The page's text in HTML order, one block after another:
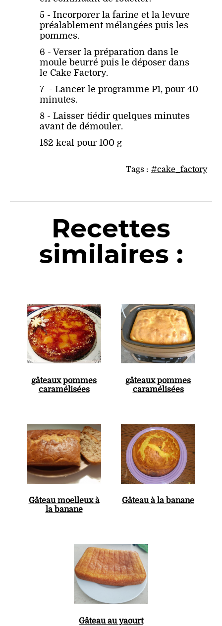
5 - Incorporer la farine et la levure
préalablement mélangées puis les
pommes.
6 - Verser la préparation dans le
moule beurré puis le déposer dans
le Cake Factory.
7 - Lancer le programme P1, pour 40
minutes.
8 - Laisser tiédir quelques minutes
avant de démouler.
182 kcal pour 100 g
Tags : #cake_factory
Recettes
similaires :
gâteaux pommes
caramélisées
gâteaux pommes
caramélisées
Gâteau moelleux à
la banane
Gâteau à la banane
Gâteau au yaourt